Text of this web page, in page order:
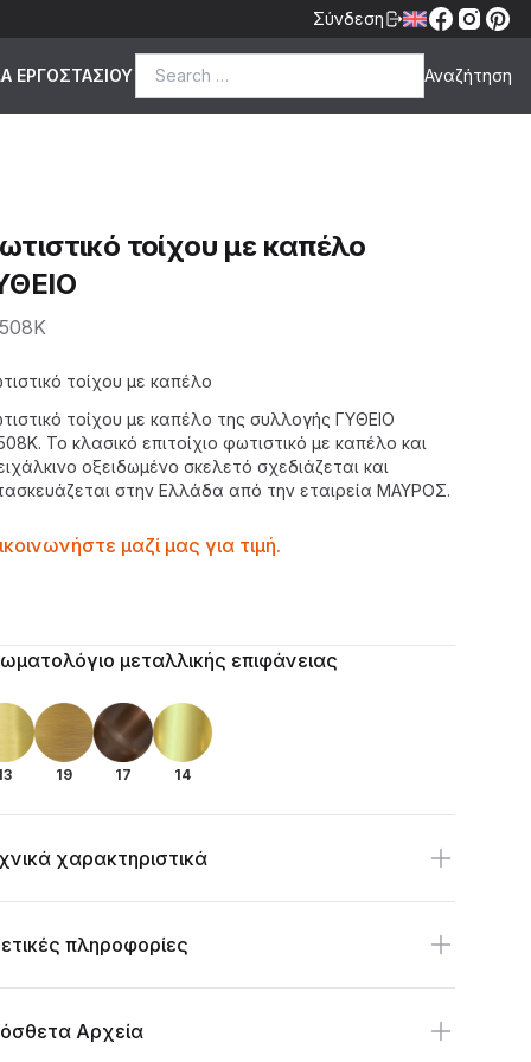
Σύνδεση
ΕΡΓΟΣΤΑΣΙΟΥ
τοίχου με καπέλο
τοίχου με καπέλο
τοίχου με καπέλο της συλλογής ΓΥΘΕΙΟ
Το κλασικό επιτοίχιο φωτιστικό με καπέλο και
οξειδωμένο σκελετό σχεδιάζεται και
στην Ελλάδα από την εταιρεία ΜΑΥΡΟΣ.
μαζί μας για τιμή.
detailsμεταλλικής επιφάνειας
19 17 14
χαρακτηριστικά
πληροφορίες
Αρχεία